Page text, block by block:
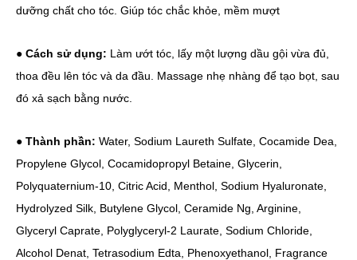
dưỡng chất cho tóc. Giúp tóc chắc khỏe, mềm mượt
● Cách sử dụng: Làm ướt tóc, lấy một lượng dầu gội vừa đủ,
thoa đều lên tóc và da đầu. Massage nhẹ nhàng để tạo bọt, sau
đó xả sạch bằng nước.
● Thành phần: Water, Sodium Laureth Sulfate, Cocamide Dea,
Propylene Glycol, Cocamidopropyl Betaine, Glycerin,
Polyquaternium-10, Citric Acid, Menthol, Sodium Hyaluronate,
Hydrolyzed Silk, Butylene Glycol, Ceramide Ng, Arginine,
Glyceryl Caprate, Polyglyceryl-2 Laurate, Sodium Chloride,
Alcohol Denat, Tetrasodium Edta, Phenoxyethanol, Fragrance